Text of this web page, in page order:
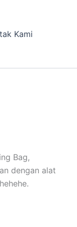
Kami
Bag,
dengan alat